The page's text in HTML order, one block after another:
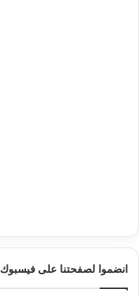
انضموا لصفحتنا على فيسبوك